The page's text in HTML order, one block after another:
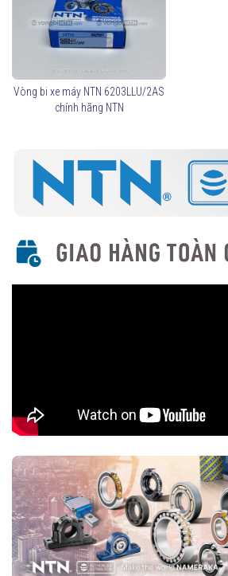
Vòng bi xe máy NTN 6203LLU/2AS
chính hãng NTN